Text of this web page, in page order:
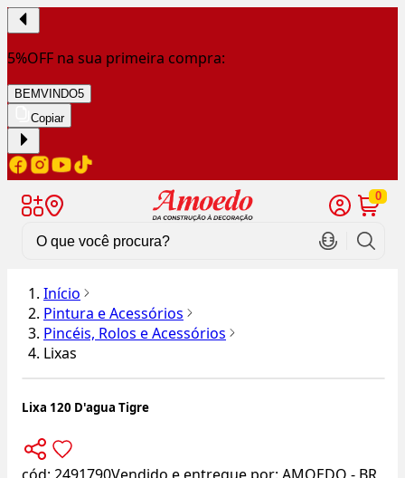
5%OFF na sua primeira compra:
BEMVINDO5
Copiar
0
Início
Pintura e Acessórios
Pincéis, Rolos e Acessórios
Lixas
Lixa 120 D'agua Tigre